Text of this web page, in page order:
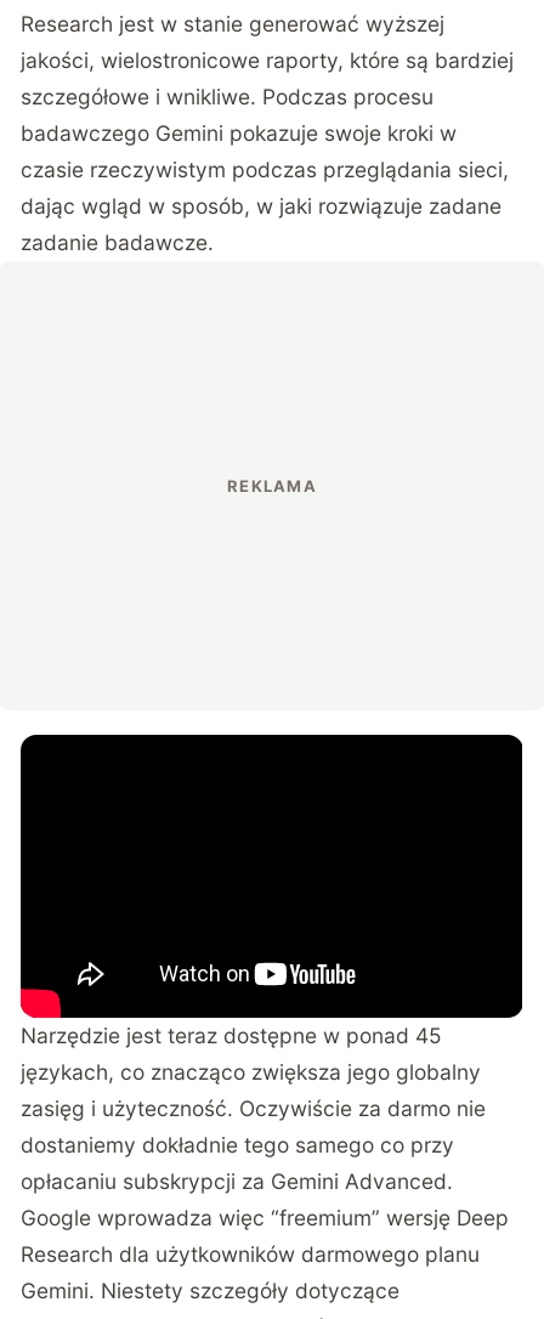
Research jest w stanie generować wyższej
jakości, wielostronicowe raporty, które są bardziej
szczegółowe i wnikliwe. Podczas procesu
badawczego Gemini pokazuje swoje kroki w
czasie rzeczywistym podczas przeglądania sieci,
dając wgląd w sposób, w jaki rozwiązuje zadane
zadanie badawcze.
Narzędzie jest teraz dostępne w ponad 45
językach, co znacząco zwiększa jego globalny
zasięg i użyteczność. Oczywiście za darmo nie
dostaniemy dokładnie tego samego co przy
opłacaniu subskrypcji za Gemini Advanced.
Google wprowadza więc “freemium” wersję Deep
Research dla użytkowników darmowego planu
Gemini. Niestety szczegóły dotyczące